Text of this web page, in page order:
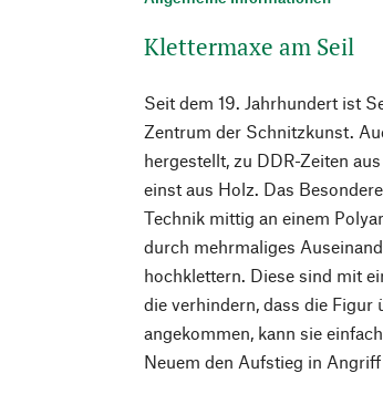
Klettermaxe am Seil
Seit dem 19. Jahrhundert ist
Zentrum der Schnitzkunst.
hergestellt, zu DDR-Zeiten
einst aus Holz. Das
Technik mittig an einem
durch mehrmaliges
hochklettern. Diese sind mit
die verhindern, dass die
angekommen, kann sie
Neuem den Aufstieg in